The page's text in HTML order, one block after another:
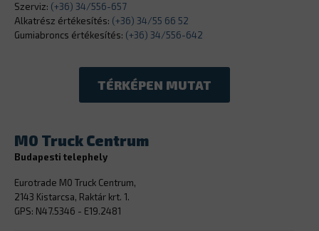
Szerviz: (+36) 34/556-657
Alkatrész értékesítés: (+36) 34/55 66 52
Gumiabroncs értékesítés: (+36) 34/556-642
TÉRKÉPEN MUTAT
M0 Truck Centrum
Budapesti telephely
Eurotrade M0 Truck Centrum,
2143 Kistarcsa, Raktár krt. 1.
GPS: N47.5346 - E19.2481